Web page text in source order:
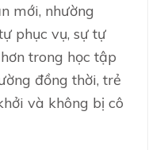
mới, nhường
phục vụ, sự tự
trong học tập
đồng thời, trẻ
và không bị cô